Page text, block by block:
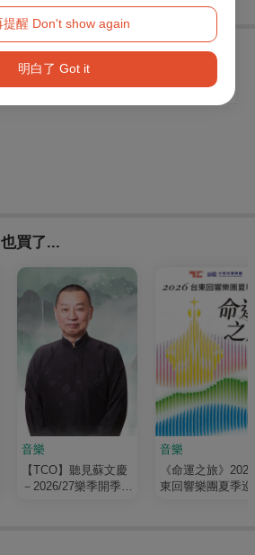
提醒 Don't show again
明白了 Got it
買了...
音樂
【TCO】聽見蘇文慶
－2026/27樂季開季音
音樂
《命運之旅》
東回響樂團夏季巡